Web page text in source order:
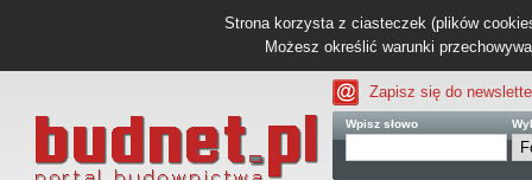
Strona korzysta z ciasteczek (plików
Możesz określić warunki
Zapisz się do
Wpisz słowo